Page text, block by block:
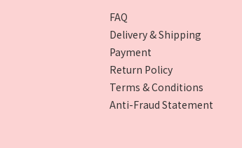
FAQ
Delivery & Shipping
Payment
Return Policy
Terms & Conditions
Anti-Fraud Statement